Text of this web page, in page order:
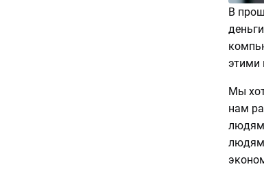
В
этими
Мы
нам
людям
людям